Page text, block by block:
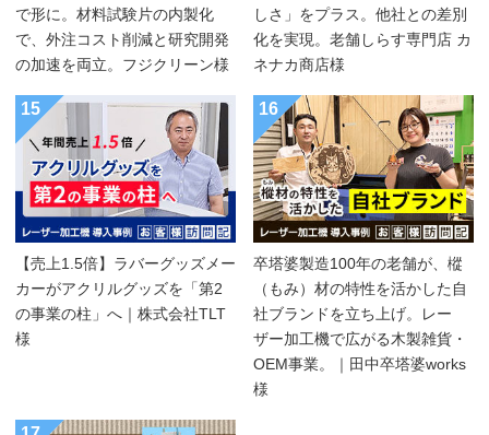
で形に。材料試験片の内製化
で、外注コスト削減と研究開発
の加速を両立。フジクリーン様
しさ」をプラス。他社との差別
化を実現。老舗しらす専門店 カ
ネナカ商店様
15
【売上1.5倍】ラバーグッズメー
カーがアクリルグッズを「第2
の事業の柱」へ｜株式会社TLT
様
16
卒塔婆製造100年の老舗が、樅
（もみ）材の特性を活かした自
社ブランドを立ち上げ。レー
ザー加工機で広がる木製雑貨・
OEM事業。｜田中卒塔婆works
様